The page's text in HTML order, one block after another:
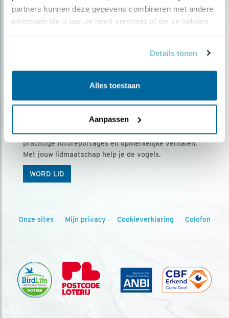
partners kunnen deze gegevens combineren met andere
informatie die u aan ze heeft verstrekt of die ze hebben
Details tonen
Alles toestaan
Aanpassen
Ontvang 5 x Vogels voor € 36,00 per jaar
Vogels is het tijdschrift voor onze leden, met
prachtige fotoreportages en opmerkelijke verhalen.
Met jouw lidmaatschap help je de vogels.
WORD LID
Onze sites Mijn privacy Cookieverklaring Colofon